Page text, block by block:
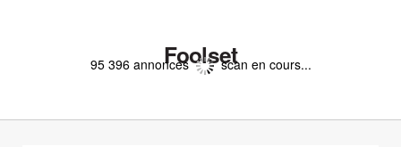
Foolset
95 396 annonces scan en cours...